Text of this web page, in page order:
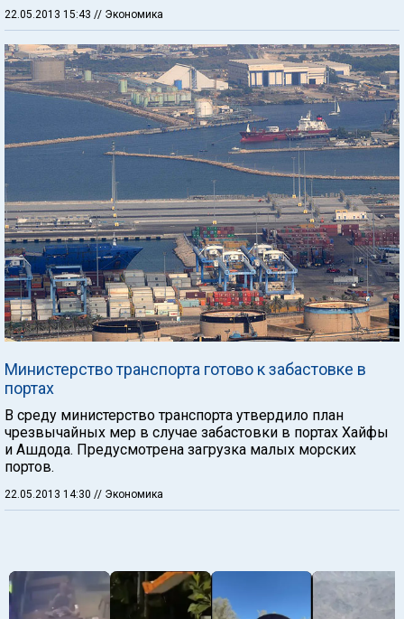
22.05.2013 15:43 // Экономика
Министерство транспорта готово к забастовке в
портах
В среду министерство транспорта утвердило план
чрезвычайных мер в случае забастовки в портах Хайфы
и Ашдода. Предусмотрена загрузка малых морских
портов.
22.05.2013 14:30 // Экономика